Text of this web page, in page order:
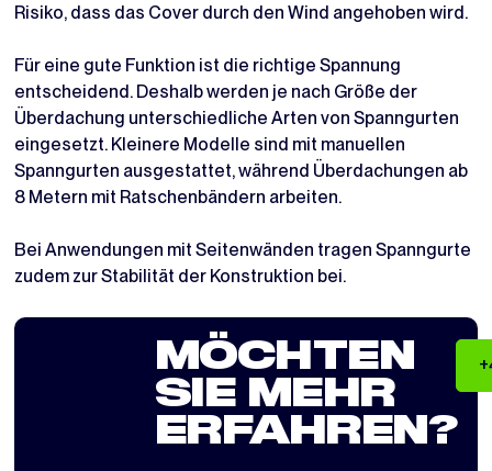
Risiko, dass das Cover durch den Wind angehoben wird.
Für eine gute Funktion ist die richtige Spannung
entscheidend. Deshalb werden je nach Größe der
Überdachung unterschiedliche Arten von Spanngurten
eingesetzt. Kleinere Modelle sind mit manuellen
Spanngurten ausgestattet, während Überdachungen ab
8 Metern mit Ratschenbändern arbeiten.
Bei Anwendungen mit Seitenwänden tragen Spanngurte
zudem zur Stabilität der Konstruktion bei.
MÖCHTEN
SIE MEHR
ERFAHREN?